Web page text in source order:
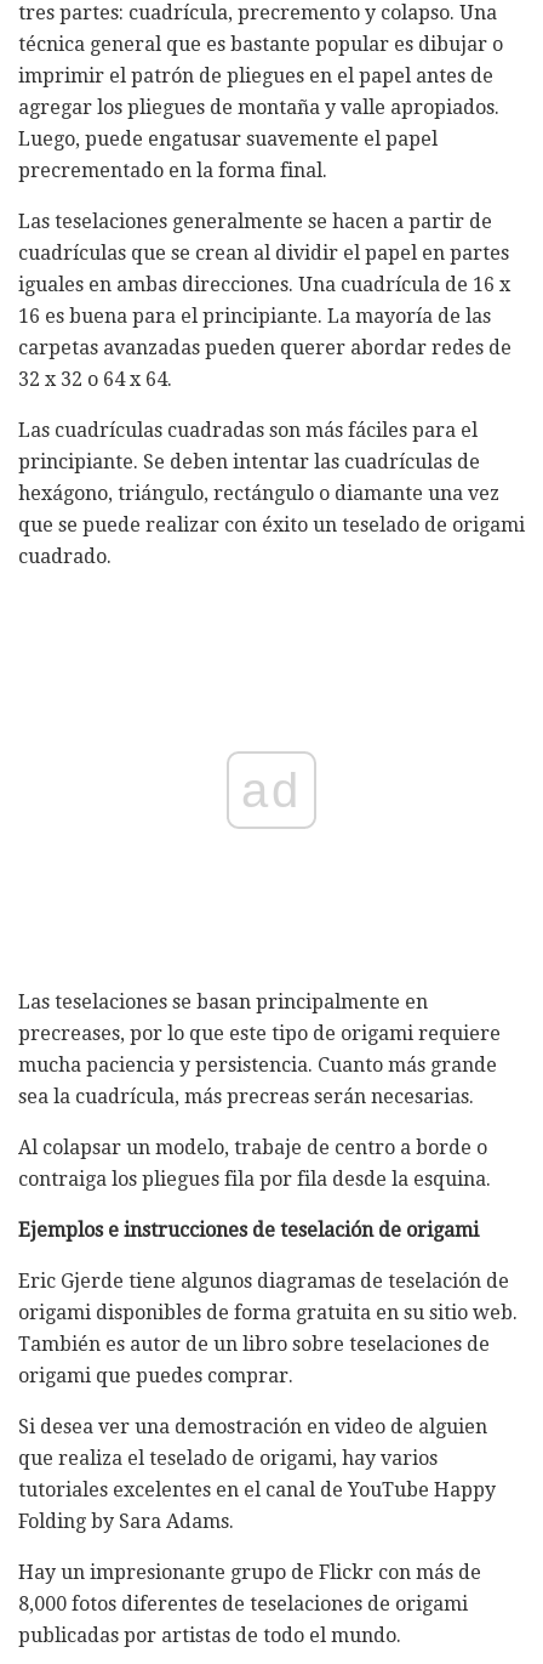
tres partes: cuadrícula, precremento y colapso. Una
técnica general que es bastante popular es dibujar o
imprimir el patrón de pliegues en el papel antes de
agregar los pliegues de montaña y valle apropiados.
Luego, puede engatusar suavemente el papel
precrementado en la forma final.
Las teselaciones generalmente se hacen a partir de
cuadrículas que se crean al dividir el papel en partes
iguales en ambas direcciones. Una cuadrícula de 16 x
16 es buena para el principiante. La mayoría de las
carpetas avanzadas pueden querer abordar redes de
32 x 32 o 64 x 64.
Las cuadrículas cuadradas son más fáciles para el
principiante. Se deben intentar las cuadrículas de
hexágono, triángulo, rectángulo o diamante una vez
que se puede realizar con éxito un teselado de origami
cuadrado.
ad
Las teselaciones se basan principalmente en
precreases, por lo que este tipo de origami requiere
mucha paciencia y persistencia. Cuanto más grande
sea la cuadrícula, más precreas serán necesarias.
Al colapsar un modelo, trabaje de centro a borde o
contraiga los pliegues fila por fila desde la esquina.
Ejemplos e instrucciones de teselación de origami
Eric Gjerde tiene algunos diagramas de teselación de
origami disponibles de forma gratuita en su sitio web.
También es autor de un libro sobre teselaciones de
origami que puedes comprar.
Si desea ver una demostración en video de alguien
que realiza el teselado de origami, hay varios
tutoriales excelentes en el canal de YouTube Happy
Folding by Sara Adams.
Hay un impresionante grupo de Flickr con más de
8,000 fotos diferentes de teselaciones de origami
publicadas por artistas de todo el mundo.